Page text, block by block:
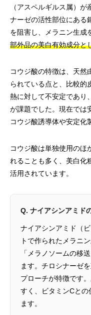
（アスペルギルス属）
ナーゼの活性部位にある
を阻害し、メラニン生成
部外品の美白有効成分と
コウジ酸の特徴は、天然
られている点と、比較的
熱に対して不安定であり
が課題でした。現在では
コウジ酸誘導体や安定化
コウジ酸は単独使用のほ
れることも多く、美白化
活用されています。
Q. ナイアシンアミド
ナイアシンアミド（
トで作られたメラニ
「メラノソームの移
ます。チロシナーゼ
プローチが特徴です
すく、ビタミンCとの
ます。